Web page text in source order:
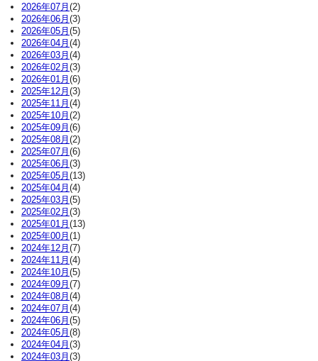
2026年07月 (2)
2026年06月 (3)
2026年05月 (5)
2026年04月 (4)
2026年03月 (4)
2026年02月 (3)
2026年01月 (6)
2025年12月 (3)
2025年11月 (4)
2025年10月 (2)
2025年09月 (6)
2025年08月 (2)
2025年07月 (6)
2025年06月 (3)
2025年05月 (13)
2025年04月 (4)
2025年03月 (5)
2025年02月 (3)
2025年01月 (13)
2025年00月 (1)
2024年12月 (7)
2024年11月 (4)
2024年10月 (5)
2024年09月 (7)
2024年08月 (4)
2024年07月 (4)
2024年06月 (5)
2024年05月 (8)
2024年04月 (3)
2024年03月 (3)